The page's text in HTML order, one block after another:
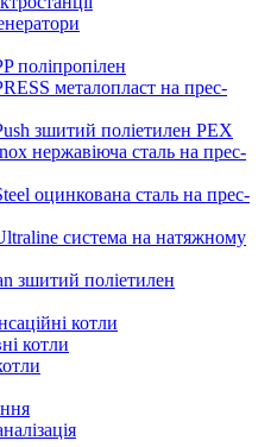
поліпропілен
металопласт на прес-
зшитий поліетилен PEX
нержавіюча сталь на прес-
оцинкована сталь на прес-
система на натяжному
зшитий поліетилен
котли
котли